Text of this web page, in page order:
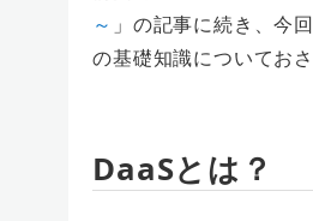
～ 」の記事に続き、今
の基礎知識についてお
DaaSとは？